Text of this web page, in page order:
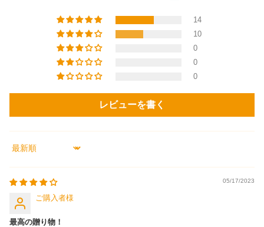
14
10
0
0
0
レビューを書く
SORT BY
05/17/2023
ご購入者
最高の贈り物！